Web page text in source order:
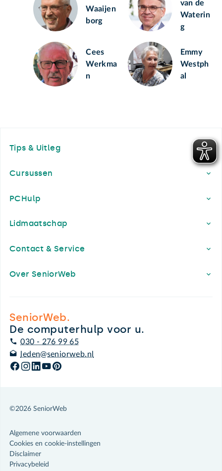
Waaijen
borg
van de
Waterin
g
Cees
Werkma
n
Emmy
Westph
al
Tips & Uitleg
Cursussen
PCHulp
Lidmaatschap
Contact & Service
Over SeniorWeb
SeniorWeb.
De computerhulp voor u.
030 - 276 99 65
leden@seniorweb.nl
©2026 SeniorWeb
Algemene voorwaarden
Cookies en cookie-instellingen
Disclaimer
Privacybeleid